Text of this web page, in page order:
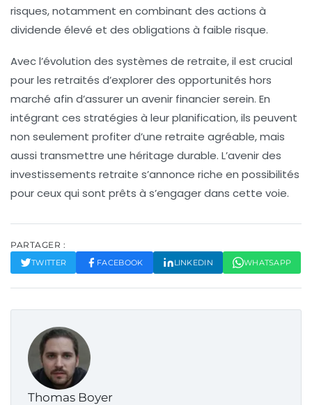
risques, notamment en combinant des actions à
dividende élevé et des obligations à faible risque.
Avec l’évolution des systèmes de retraite, il est crucial
pour les retraités d’explorer des opportunités hors
marché afin d’assurer un avenir financier serein. En
intégrant ces stratégies à leur planification, ils peuvent
non seulement profiter d’une retraite agréable, mais
aussi transmettre une héritage durable. L’avenir des
investissements retraite s’annonce riche en possibilités
pour ceux qui sont prêts à s’engager dans cette voie.
PARTAGER :
TWITTER FACEBOOK LINKEDIN WHATSAPP
Thomas Boyer